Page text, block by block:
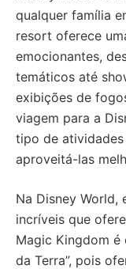
qualquer família
resort oferece
emocionantes,
temáticos até
exibições de
viagem para a
tipo de
aproveitá-las
Na Disney
incríveis que
Magic Kingdom é
da Terra”, pois